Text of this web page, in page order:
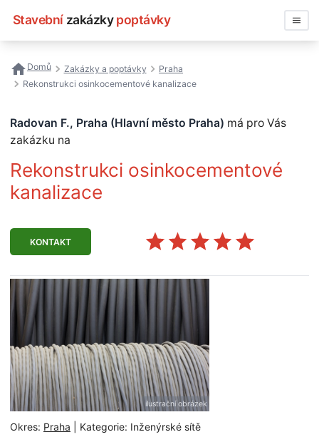
Stavební zakázky poptávky
Všechny zakázky
Nejčastější vyhledávání
Domů Zakázky a poptávky
Praha
Rekonstrukci osinkocementové kanalizace
Radovan F., Praha (Hlavní město Praha) má pro Vás
zakázku na
Rekonstrukci osinkocementové
kanalizace
KONTAKT
Okres: Praha | Kategorie: Inženýrské sítě
ilustrační obrázek